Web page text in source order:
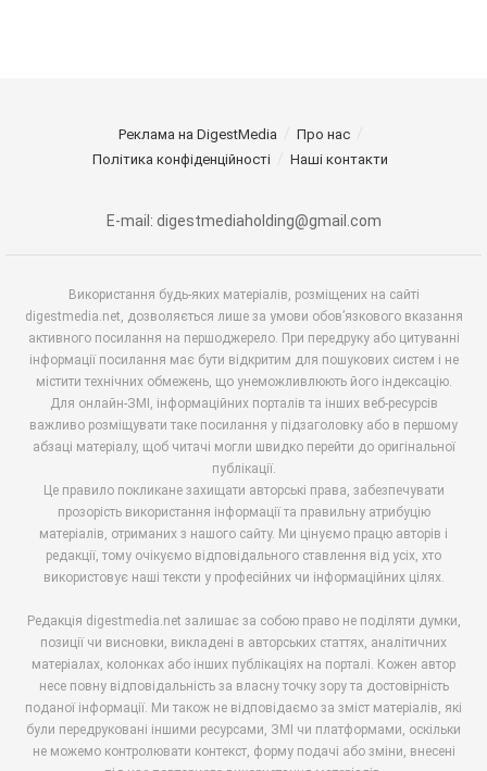
Реклама на DigestMedia
Про нас
Політика конфіденційності
Наші контакти
E-mail: digestmediaholding@gmail.com
Використання будь-яких матеріалів, розміщених на сайті
digestmedia.net, дозволяється лише за умови обов’язкового вказання
активного посилання на першоджерело. При передруку або цитуванні
інформації посилання має бути відкритим для пошукових систем і не
містити технічних обмежень, що унеможливлюють його індексацію.
Для онлайн-ЗМІ, інформаційних порталів та інших веб-ресурсів
важливо розміщувати таке посилання у підзаголовку або в першому
абзаці матеріалу, щоб читачі могли швидко перейти до оригінальної
публікації.
Це правило покликане захищати авторські права, забезпечувати
прозорість використання інформації та правильну атрибуцію
матеріалів, отриманих з нашого сайту. Ми цінуємо працю авторів і
редакції, тому очікуємо відповідального ставлення від усіх, хто
використовує наші тексти у професійних чи інформаційних цілях.
Редакція digestmedia.net залишає за собою право не поділяти думки,
позиції чи висновки, викладені в авторських статтях, аналітичних
матеріалах, колонках або інших публікаціях на порталі. Кожен автор
несе повну відповідальність за власну точку зору та достовірність
поданої інформації. Ми також не відповідаємо за зміст матеріалів, які
були передруковані іншими ресурсами, ЗМІ чи платформами, оскільки
не можемо контролювати контекст, форму подачі або зміни, внесені